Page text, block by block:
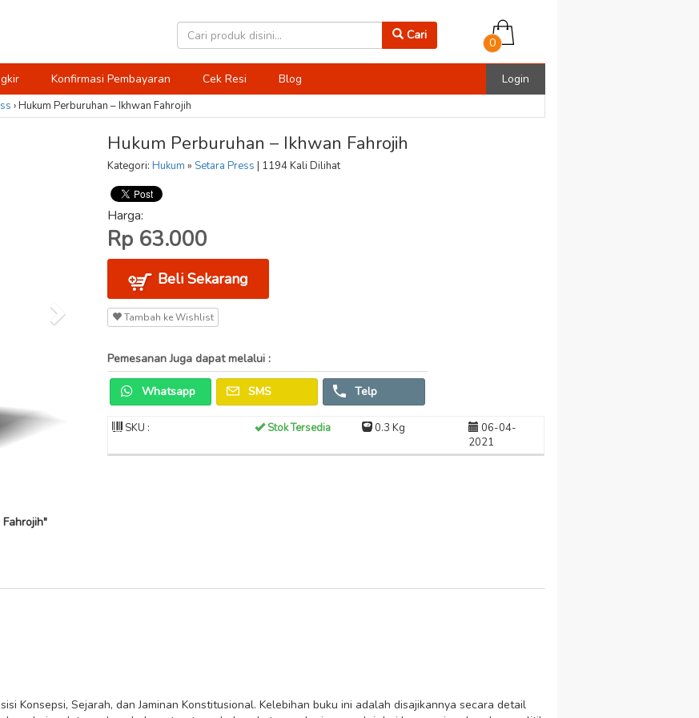
Cari
0
Konfirmasi Pembayaran Cek Resi Blog Login
›Hukum Perburuhan – Ikhwan Fahrojih
Hukum Perburuhan – Ikhwan Fahrojih
Kategori: Hukum » Setara Press | 1194 Kali Dilihat
Harga:
Rp 63.000
Beli Sekarang
Tambah ke Wishlist
Pemesanan Juga dapat melalui :
Whatsapp SMS Telp
SKU : Stok Tersedia 0.3 Kg
06-04-
2021
Konsepsi, Sejarah, dan Jaminan Konstitusional. Kelebihan buku ini adalah disajikannya secara detail